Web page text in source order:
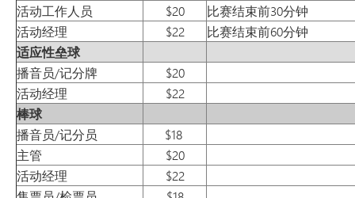
活动工作人员
$20
比赛结束前30分钟
活动经理
$22
比赛结束前60分钟
适应性垒球
播音员/记分牌
$20
活动经理
$22
棒球
播音员/记分员
$18
主管
$20
活动经理
$22